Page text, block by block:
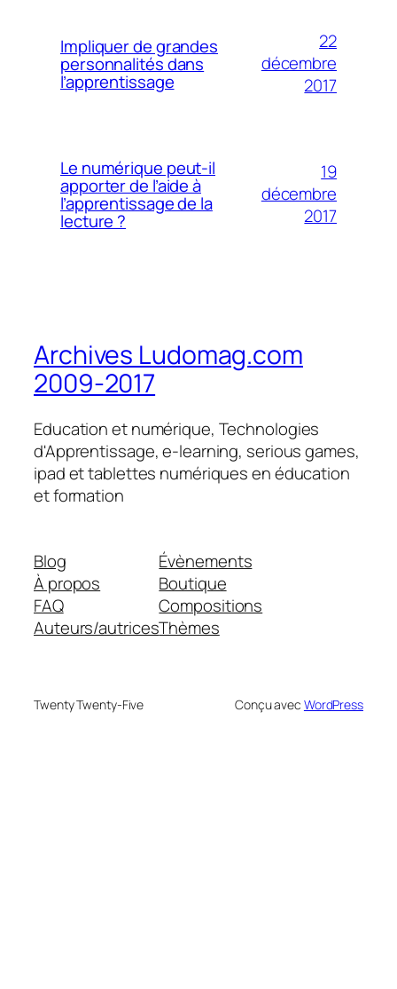
Impliquer de grandes
personnalités dans
l’apprentissage
22
décembre
2017
Le numérique peut-il
apporter de l’aide à
l’apprentissage de la
lecture ?
19
décembre
2017
Archives Ludomag.com
2009-2017
Education et numérique, Technologies
d'Apprentissage, e-learning, serious games,
ipad et tablettes numériques en éducation
et formation
Blog
À propos
FAQ
Auteurs/autrices
Évènements
Boutique
Compositions
Thèmes
Twenty Twenty-Five Conçu avec WordPress